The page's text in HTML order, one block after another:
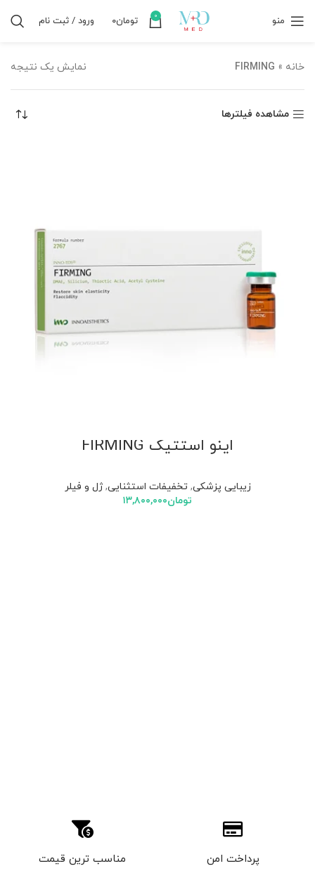
منو 0 تومان۰ ورود / ثبت نام
خانه »
FIRMING نمایش یک نتیجه
مشاهده فیلترها
اینو استتیک FIRMING
زیبایی پزشکی,تخفیفات استثنایی,ژل و فیلر
تومان۱۳,۸۰۰,۰۰۰
پرداخت امن مناسب ترین قیمت